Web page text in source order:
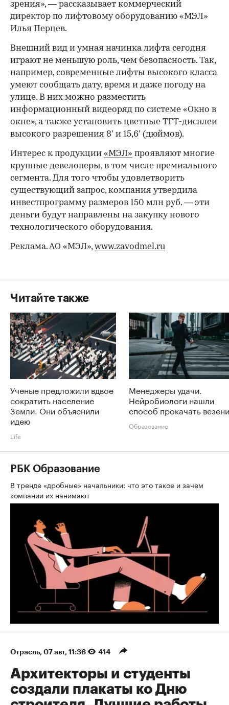
зрения», — рассказывает коммерческий
директор по лифтовому оборудованию «МЭЛ»
Илья Перцев.
Внешний вид и умная начинка лифта сегодня
играют не меньшую роль, чем безопасность. Так,
например, современные лифты высокого класса
умеют сообщать дату, время и даже погоду на
улице. В них можно разместить
информационный видеоряд по системе «Окно в
окне», а также установить цветные TFT-дисплеи
высокого разрешения 8’ и 15,6’ (дюймов).
Интерес к продукции «МЭЛ» проявляют многие
крупные девелоперы, в том числе премиального
сегмента. Для того чтобы удовлетворить
существующий запрос, компания утвердила
инвестпрограмму размеров 150 млн руб. — эти
деньги будут направлены на закупку нового
технологического оборудования.
Реклама. АО «МЭЛ»,www.zavodmel.ru
Читайте также
Ученые предложили вдвое
сократить население
Земли. Они объяснили
идею
Life
Менеджеры удачи.
Нейробиологи нашли
способ прокачать
Образование
РБК Образование
В тренде «дробные» начальники: что это такое и зачем
компании их нанимают
Отрасль⁠, 07 авг, 11:36 414
Архитекторы и студенты
создали плакаты ко Дню